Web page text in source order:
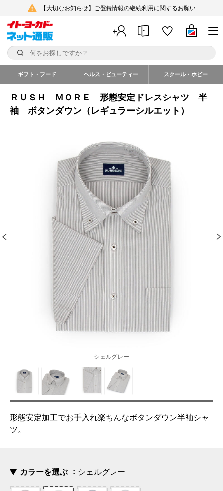
【大切なお知らせ】ご登録情報の継続利用に関するお願い
ギフト・フード ヘルス・ビューティー スクール・ホビー
ＲＵＳＨ ＭＯＲＥ 形態安定ドレスシャツ 半
袖 ボタンダウン（レギュラーシルエット）
シェルグレー
形態安定加工でお手入れ楽ちんなボタンダウン半袖シャ
ツ。
カラーを選ぶ シェルグレー